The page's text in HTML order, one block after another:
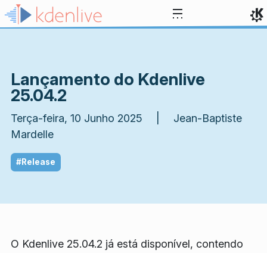
Ir para o conteúdo
Lançamento do Kdenlive
25.04.2
Terça-feira, 10 Junho 2025 | Jean-Baptiste
Mardelle
#Release
O Kdenlive 25.04.2 já está disponível, contendo